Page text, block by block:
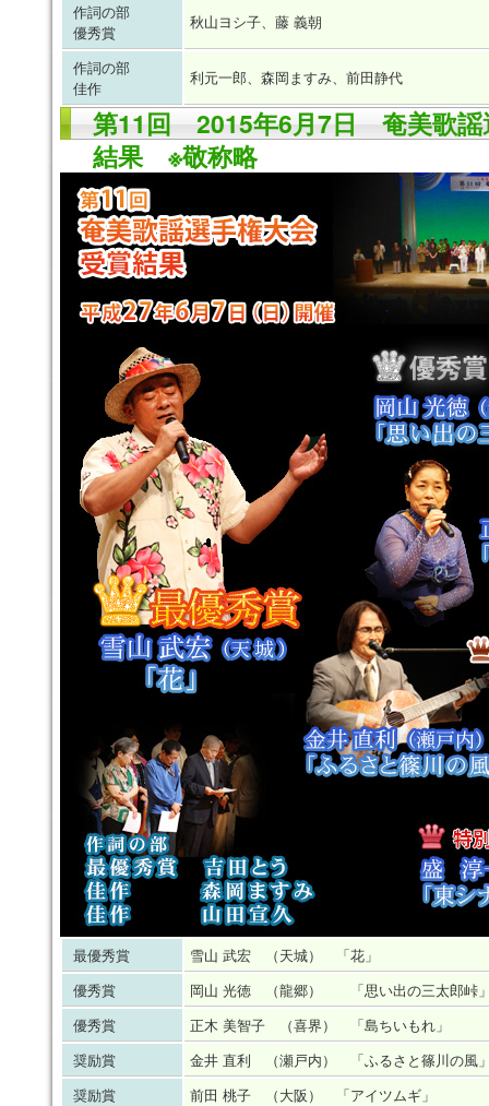
作詞の部
優秀賞
秋山ヨシ子、藤 義朝
作詞の部
佳作
利元一郎、森岡ますみ、前田静代
第11回 2015年6月7日 奄美歌
結果 ※敬称略
最優秀賞
雪山 武宏 （天城） 「花」
優秀賞
岡山 光徳 （龍郷） 「思い出の三太郎峠
優秀賞
正木 美智子 （喜界） 「島ちいもれ」
奨励賞
金井 直利 （瀬戸内） 「ふるさと篠川の風
奨励賞
前田 桃子 （大阪） 「アイツムギ」